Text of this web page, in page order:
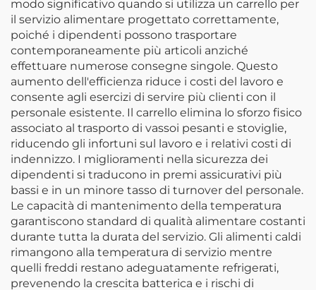
modo significativo quando si utilizza un carrello per
il servizio alimentare progettato correttamente,
poiché i dipendenti possono trasportare
contemporaneamente più articoli anziché
effettuare numerose consegne singole. Questo
aumento dell'efficienza riduce i costi del lavoro e
consente agli esercizi di servire più clienti con il
personale esistente. Il carrello elimina lo sforzo fisico
associato al trasporto di vassoi pesanti e stoviglie,
riducendo gli infortuni sul lavoro e i relativi costi di
indennizzo. I miglioramenti nella sicurezza dei
dipendenti si traducono in premi assicurativi più
bassi e in un minore tasso di turnover del personale.
Le capacità di mantenimento della temperatura
garantiscono standard di qualità alimentare costanti
durante tutta la durata del servizio. Gli alimenti caldi
rimangono alla temperatura di servizio mentre
quelli freddi restano adeguatamente refrigerati,
prevenendo la crescita batterica e i rischi di